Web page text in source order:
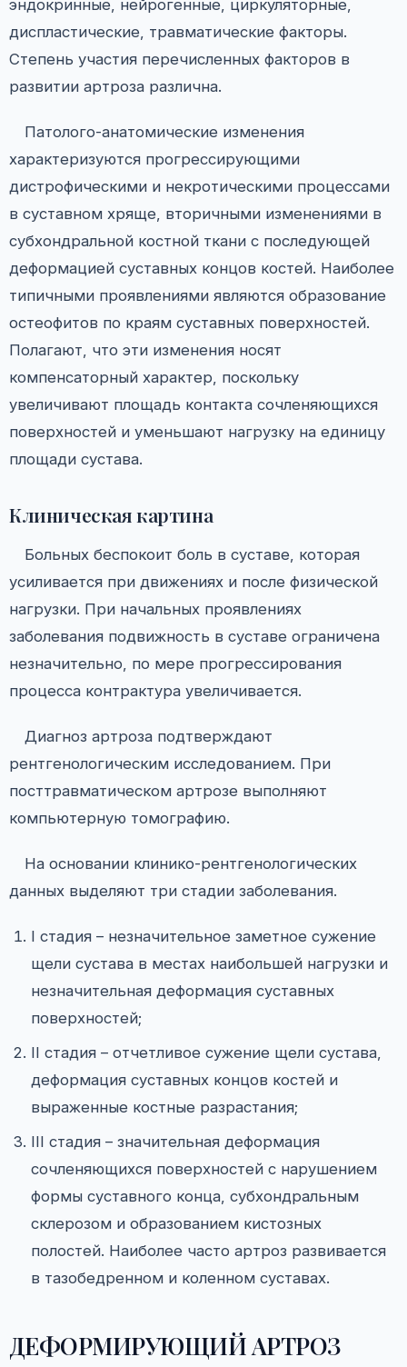
эндокринные, нейрогенные, циркуляторные,
диспластические, травматические факторы.
Степень участия перечисленных факторов в
развитии артроза различна.
Патолого-анатомические изменения
характеризуются прогрессирующими
дистрофическими и некротическими процессами
в суставном хряще, вторичными изменениями в
субхондральной костной ткани с последующей
деформацией суставных концов костей. Наиболее
типичными проявлениями являются образование
остеофитов по краям суставных поверхностей.
Полагают, что эти изменения носят
компенсаторный характер, поскольку
увеличивают площадь контакта сочленяющихся
поверхностей и уменьшают нагрузку на единицу
площади сустава.
Клиническая картина
Больных беспокоит боль в суставе, которая
усиливается при движениях и после физической
нагрузки. При начальных проявлениях
заболевания подвижность в суставе ограничена
незначительно, по мере прогрессирования
процесса контрактура увеличивается.
Диагноз артроза подтверждают
рентгенологическим исследованием. При
посттравматическом артрозе выполняют
компьютерную томографию.
На основании клинико-рентгенологических
данных выделяют три стадии заболевания.
I стадия – незначительное заметное сужение
щели сустава в местах наибольшей нагрузки и
незначительная деформация суставных
поверхностей;
II стадия – отчетливое сужение щели сустава,
деформация суставных концов костей и
выраженные костные разрастания;
III стадия – значительная деформация
сочленяющихся поверхностей с нарушением
формы суставного конца, субхондральным
склерозом и образованием кистозных
полостей. Наиболее часто артроз развивается
в тазобедренном и коленном суставах.
ДЕФОРМИРУЮЩИЙ АРТРОЗ